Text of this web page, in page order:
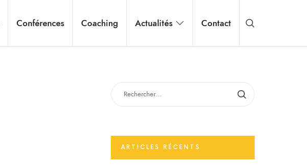
Conférences Coaching Actualités Contact
RECHERCHER :
ARTICLES RÉCENTS